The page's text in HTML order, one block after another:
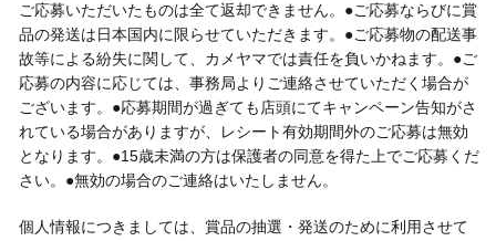
ご応募いただいたものは全て返却できません。●ご応募ならびに賞
品の発送は日本国内に限らせていただきます。●ご応募物の配送事
故等による紛失に関して、カメヤマでは責任を負いかねます。●ご
応募の内容に応じては、事務局よりご連絡させていただく場合が
ございます。●応募期間が過ぎても店頭にてキャンペーン告知がさ
れている場合がありますが、レシート有効期間外のご応募は無効
となります。●15歳未満の方は保護者の同意を得た上でご応募くだ
さい。●無効の場合のご連絡はいたしません。
個人情報につきましては、賞品の抽選・発送のために利用させて